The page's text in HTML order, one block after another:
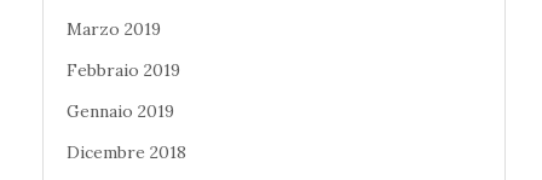
Marzo 2019
Febbraio 2019
Gennaio 2019
Dicembre 2018